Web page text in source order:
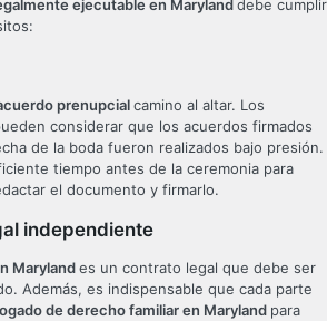
ejecutable en Maryland debe cumplir
prenupcialcamino al altar. Los
considerar que los acuerdos firmados
de la boda fueron realizados bajo presión.
tiempo antes de la ceremonia para
el documento y firmarlo.
independiente
Marylandes un contrato legal que debe ser
Además, es indispensable que cada parte
de derecho familiar en Maryland para